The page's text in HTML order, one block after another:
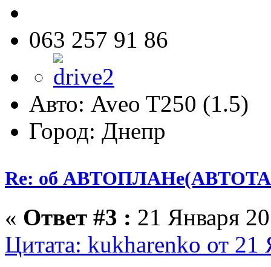
063 257 91 86
Авто: Aveo T250 (1.5)
Город: Днепр
Re: об
« Ответ #3 : 21 Января
Цитата: kukharenko от